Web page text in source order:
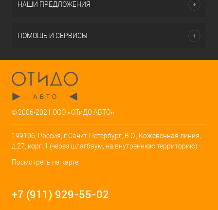
НАШИ ПРЕДЛОЖЕНИЯ
ПОМОЩЬ И СЕРВИСЫ
© 2006-2021 ООО «ОТиДО АВТО»
199106, Россия, г.Санкт-Петербург, В.О., Кожевенная линия,
д.27, корп.1 (через шлагбаум, на внутреннюю территорию)
Посмотреть на карте
+7 (911) 929-55-02